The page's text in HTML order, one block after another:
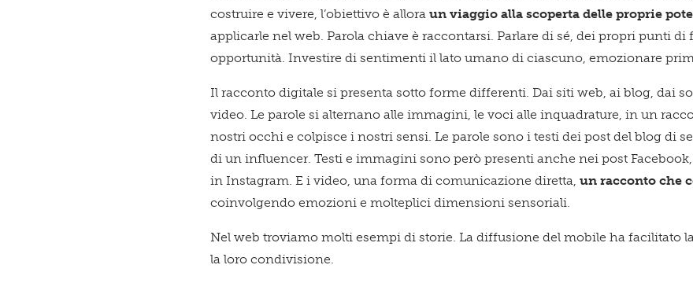
Confermo di aver preso
costruire e vivere, l’obiettivo è alloraun viaggio alla scoperta delle proprie
applicarle nel web. Parola chiave è raccontarsi. Parlare di sé, dei propri punti di
opportunità. Investire di sentimenti il lato umano di ciascuno, emozionare
Il racconto digitale si presenta sotto forme differenti. Dai siti web, ai blog, dai
video. Le parole si alternano alle immagini, le voci alle inquadrature, in un
nostri occhi e colpisce i nostri sensi. Le parole sono i testi dei post del blog di
di un influencer. Testi e immagini sono però presenti anche nei post
in Instagram. E i video, una forma di comunicazione diretta,un racconto che
coinvolgendo emozioni e molteplici dimensioni sensoriali.
Nel web troviamo molti esempi di storie. La diffusione del mobile ha facilitato
la loro condivisione.